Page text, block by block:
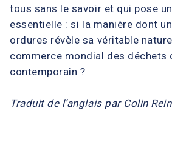
tous sans le savoir et qui pose
essentielle : si la manière dont
ordures révèle sa véritable
commerce mondial des déchets
contemporain ?
Traduit de l’anglais par Colin